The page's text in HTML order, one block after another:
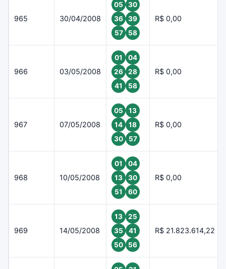
965 30/04/2008
05
30
36
39
57
58
R$ 0,00
966 03/05/2008
01
04
26
28
41
58
R$ 0,00
967 07/05/2008
05
13
14
18
30
57
R$ 0,00
968 10/05/2008
01
04
13
30
51
60
R$ 0,00
969 14/05/2008
13
25
35
41
50
56
R$ 21.823.614,22